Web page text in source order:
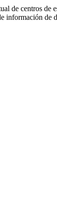
de centros de
información de